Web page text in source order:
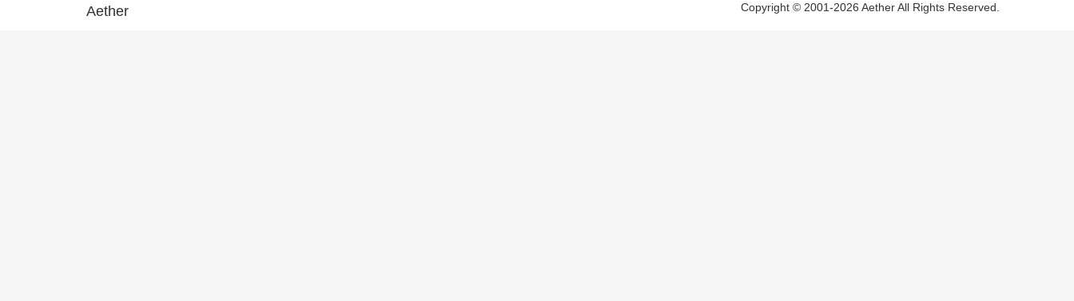
Aether Copyright © 2001-2026 Aether All Rights Reserved.